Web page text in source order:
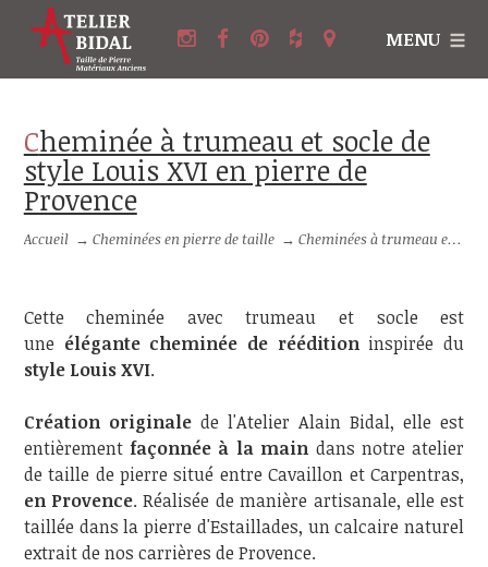
MENU
Cheminée à trumeau et socle de
style Louis XVI en pierre de
Provence
Accueil → Cheminées en pierre de taille →Cheminées à trumeau en pierre
Cette cheminée avec trumeau et socle est
une élégante cheminée de rééditioninspirée du
style Louis XVI.
Création originalede l'Atelier Alain Bidal, elle est
entièrementfaçonnée à la main dans notre atelier
de taille de pierre situé entre Cavaillon et Carpentras,
en Provence. Réalisée de manière artisanale, elle est
taillée dans la pierre d'Estaillades, un calcaire naturel
extrait de nos carrières de Provence.